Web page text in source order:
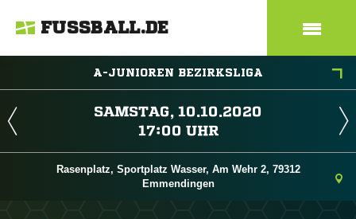
FUSSBALL.DE
A-JUNIOREN BEZIRKSLIGA
 
 
Rasenplatz, Sportplatz Wasser, Am Wehr 2, 79312
Emmendingen